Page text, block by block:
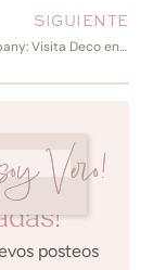
SIGUIENTE
Moscu Company: Visita Deco entre colores, texturas e inspiración
Vero!
posteos